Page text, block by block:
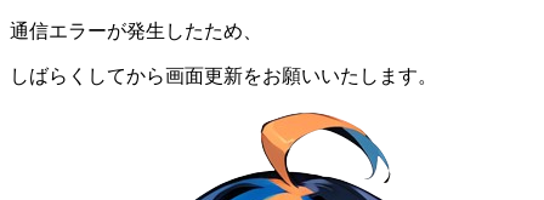
通信エラーが発生したため、
しばらくしてから画面更新をお願いいたします。